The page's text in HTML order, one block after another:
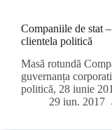
Companiile de stat
clientela politică
Masă rotundă
guvernanța
politică, 28 iunie
29 iun. 2017